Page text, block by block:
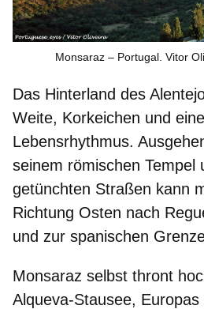
Monsaraz – Portugal. Vitor
Das Hinterland des
Weite, Korkeichen und
Lebensrhythmus.
seinem römischen Tempel
getünchten Straßen kann
Richtung Osten nach
und zur spanischen
Monsaraz selbst thront
Alqueva-Stausee,